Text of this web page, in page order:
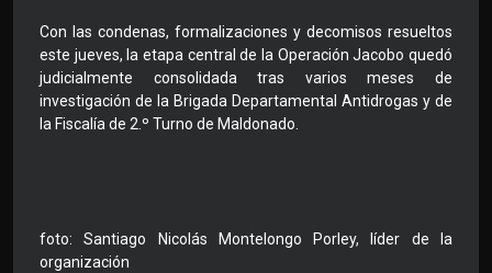
Con las condenas, formalizaciones y decomisos resueltos
este jueves, la etapa central de la Operación Jacobo quedó
judicialmente consolidada tras varios meses de
investigación de la Brigada Departamental Antidrogas y de
la Fiscalía de 2.º Turno de Maldonado.
foto: Santiago Nicolás Montelongo Porley, líder de la
organización